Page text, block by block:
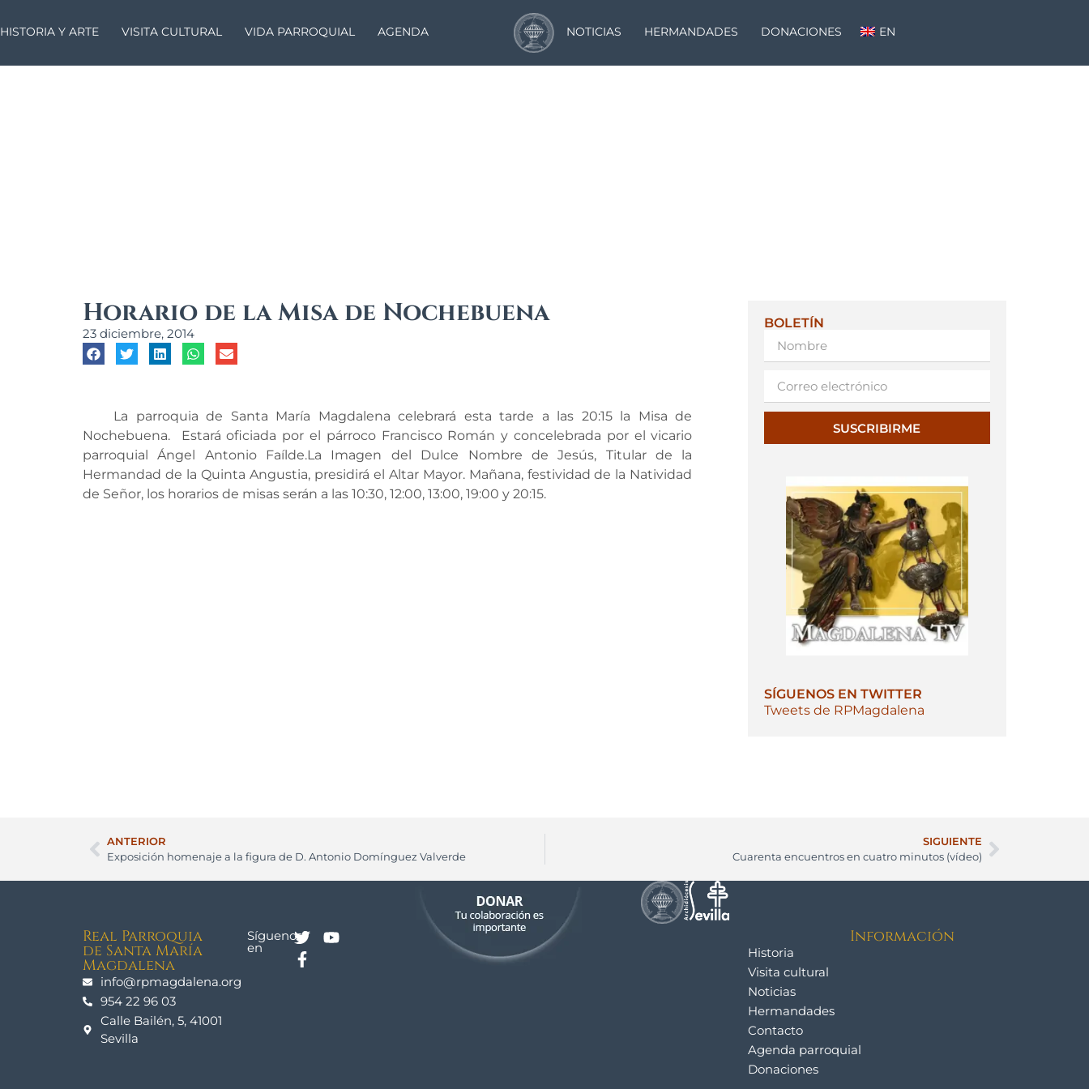
HISTORIA Y ARTE VISITA CULTURAL VIDA PARROQUIAL AGENDA NOTICIAS HERMANDADES DONACIONES EN
Horario de la Misa de Nochebuena
23 diciembre, 2014
La parroquia de Santa María Magdalena celebrará esta tarde a las 20:15 la Misa de
Nochebuena. Estará oficiada por el párroco Francisco Román y concelebrada por el vicario
parroquial Ángel Antonio Faílde.La Imagen del Dulce Nombre de Jesús, Titular de la
Hermandad de la Quinta Angustia, presidirá el Altar Mayor. Mañana, festividad de la Natividad
de Señor, los horarios de misas serán a las 10:30, 12:00, 13:00, 19:00 y 20:15.
BOLETÍN
SUSCRIBIRME
SÍGUENOS EN TWITTER
Tweets de RPMagdalena
ANTERIOR
Exposición homenaje a la figura de D. Antonio Domínguez Valverde
SIGUIENTE
Cuarenta encuentros en cuatro minutos (vídeo)
Real Parroquia
de Santa María
Magdalena
info@rpmagdalena.org
954 22 96 03
Calle Bailén, 5, 41001
Sevilla
Síguenos
en
Información
Historia
Visita cultural
Noticias
Hermandades
Contacto
Agenda parroquial
Donaciones